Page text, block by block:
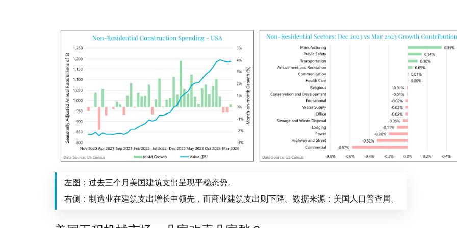
左图：过去三个月美国建筑支出呈现平稳态势。
右侧：制造业在建筑支出增长中领先，而商业建筑支出则下降。数据来源：美国人口普查局。